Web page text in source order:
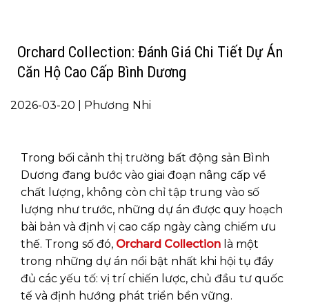
Orchard Collection: Đánh Giá Chi Tiết Dự Án
Căn Hộ Cao Cấp Bình Dương
2026-03-20 | Phương Nhi
Trong bối cảnh thị trường bất động sản Bình
Dương đang bước vào giai đoạn nâng cấp về
chất lượng, không còn chỉ tập trung vào số
lượng như trước, những dự án được quy hoạch
bài bản và định vị cao cấp ngày càng chiếm ưu
thế. Trong số đó, Orchard Collection là một
trong những dự án nổi bật nhất khi hội tụ đầy
đủ các yếu tố: vị trí chiến lược, chủ đầu tư quốc
tế và định hướng phát triển bền vững.